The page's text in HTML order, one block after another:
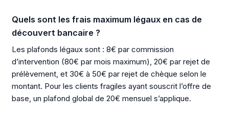
Quels sont les frais maximum légaux en cas de
découvert bancaire ?
Les plafonds légaux sont : 8€ par commission
d’intervention (80€ par mois maximum), 20€ par rejet de
prélèvement, et 30€ à 50€ par rejet de chèque selon le
montant. Pour les clients fragiles ayant souscrit l’offre de
base, un plafond global de 20€ mensuel s’applique.